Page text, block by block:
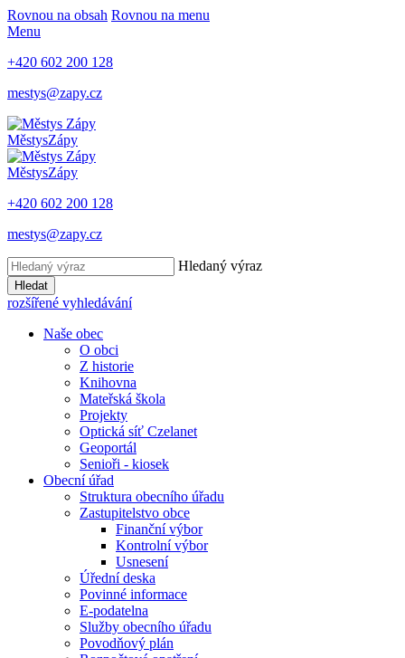
Rovnou na obsah Rovnou na menu
Menu
+420 602 200 128
mestys@zapy.cz
MěstysZápy
MěstysZápy
+420 602 200 128
mestys@zapy.cz
Hledaný výraz
Hledat
rozšířené vyhledávání
Naše obec
O obci
Z historie
Knihovna
Mateřská škola
Projekty
Optická síť Czelanet
Geoportál
Senioři - kiosek
Obecní úřad
Struktura obecního úřadu
Zastupitelstvo obce
Finanční výbor
Kontrolní výbor
Usnesení
Úřední deska
Povinné informace
E-podatelna
Služby obecního úřadu
Povodňový plán